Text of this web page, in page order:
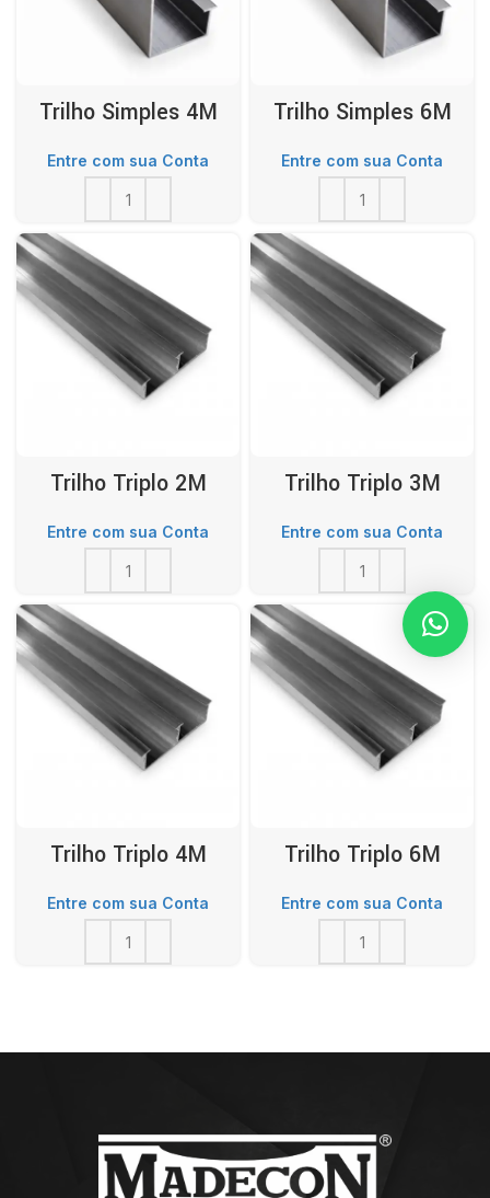
Trilho Simples 4M
Entre com sua Conta
Trilho Simples 6M
Entre com sua Conta
Trilho Triplo 2M
Entre com sua Conta
Trilho Triplo 3M
Entre com sua Conta
Trilho Triplo 4M
Entre com sua Conta
Trilho Triplo 6M
Entre com sua Conta